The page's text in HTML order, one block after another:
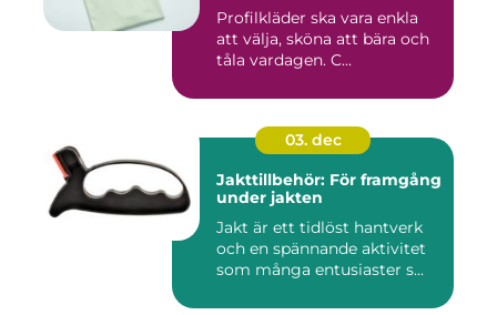
Profilkläder ska vara enkla
att välja, sköna att bära och
tåla vardagen. C...
03. dec
Jakttillbehör: För framgång
under jakten
Jakt är ett tidlöst hantverk
och en spännande aktivitet
som många entusiaster s...